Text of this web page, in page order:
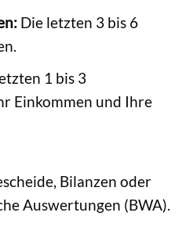
Die letzten 3 bis 6
1 bis 3
Einkommen und Ihre
Bilanzen oder
Auswertungen (BWA).